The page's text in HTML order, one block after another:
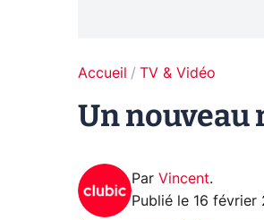
Accueil TV & Vidéo
Un nouveau
Par Vincent.
Publié le 16 février